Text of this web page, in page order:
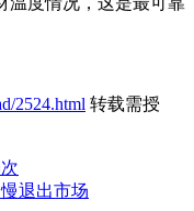
2524.html 转载需授
退出市场